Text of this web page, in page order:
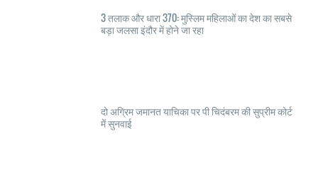
3 तलाक और धारा 370: मुस्लिम महिलाओं का देश का सबसे
बड़ा जलसा इंदौर में होने जा रहा
दो अग्रिम जमानत याचिका पर पी चिदंबरम की सुप्रीम कोर्ट
में सुनवाई